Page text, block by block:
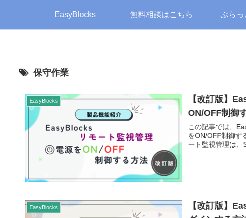
EasyBlocks 無料相談はこちら ぷらっ
保守作業
EasyBlocks
【改訂版】
ON/OFF制御
この記事では、
をON/OFF制御す
ート監視管理は、
EasyBlocks
【改訂版】